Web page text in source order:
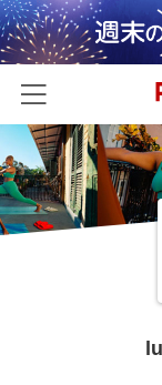
ホーム
カテゴリー一覧
リーベイツ注目スト
初回購入者限定特典